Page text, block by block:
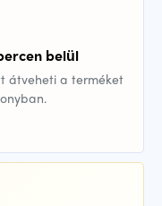
belül
átveheti a terméket